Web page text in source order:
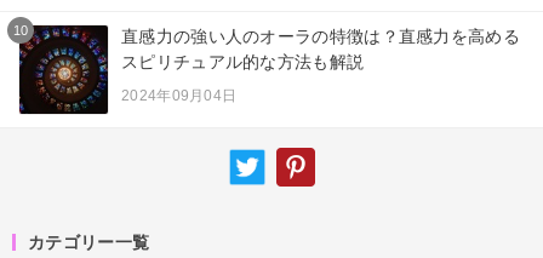
10
直感力の強い人のオーラの特徴は？直感力を高める
スピリチュアル的な方法も解説
2024年09月04日
カテゴリー一覧